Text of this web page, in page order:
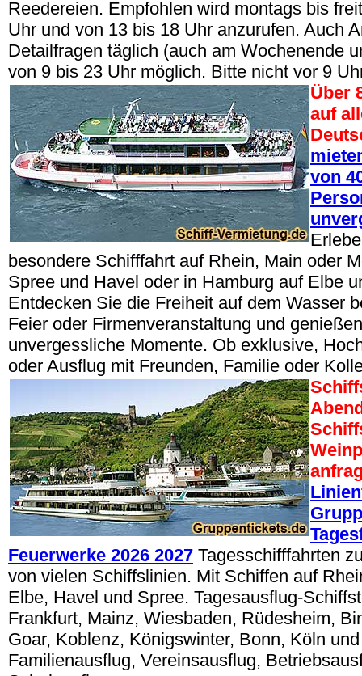
Reedereien. Empfohlen wird montags bis
Uhr und von 13 bis 18 Uhr anzurufen. Auch
Detailfragen täglich (auch am Wochenende
von 9 bis 23 Uhr möglich. Bitte nicht vor 9
Über
auf
von
besondere Schifffahrt auf Rhein, Main oder
Spree und Havel oder in Hamburg auf Elbe
Entdecken Sie die Freiheit auf dem Wasser
Feier oder Firmenveranstaltung und
unvergessliche Momente. Ob exklusive,
oder Ausflug mit Freunden, Familie oder
Feuerwerke 2026 2027 Tagesschifffahrten
von vielen Schiffslinien. Mit Schiffen auf
Elbe, Havel und Spree. Tagesausflug-
Frankfurt, Mainz, Wiesbaden, Rüdesheim,
Goar, Koblenz, Königswinter, Bonn, Köln
Familienausflug, Vereinsausflug,